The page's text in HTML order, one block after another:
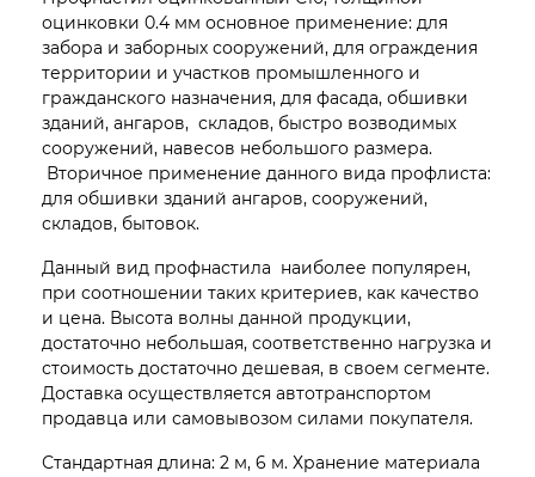
оцинковки 0.4 мм основное применение: для
забора и заборных сооружений, для ограждения
территории и участков промышленного и
гражданского назначения, для фасада, обшивки
зданий, ангаров, складов, быстро возводимых
сооружений, навесов небольшого размера.
Вторичное применение данного вида профлиста:
для обшивки зданий ангаров, сооружений,
складов, бытовок.
Данный вид профнастила наиболее популярен,
при соотношении таких критериев, как качество
и цена. Высота волны данной продукции,
достаточно небольшая, соответственно нагрузка и
стоимость достаточно дешевая, в своем сегменте.
Доставка осуществляется автотранспортом
продавца или самовывозом силами покупателя.
Стандартная длина: 2 м, 6 м. Хранение материала